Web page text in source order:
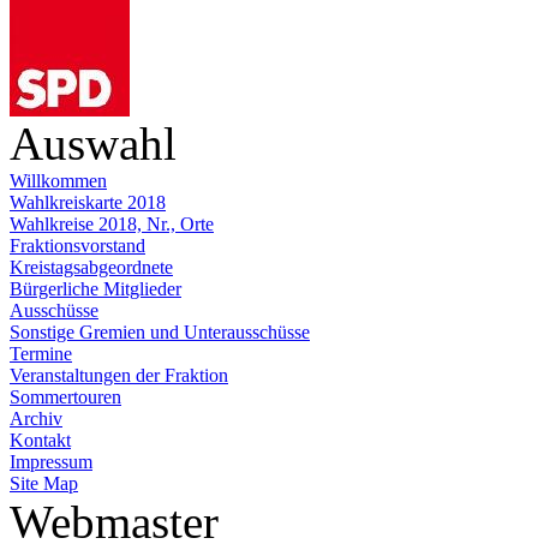
Auswahl
Willkommen
Wahlkreiskarte 2018
Wahlkreise 2018, Nr., Orte
Fraktionsvorstand
Kreistagsabgeordnete
Bürgerliche Mitglieder
Ausschüsse
Sonstige Gremien und Unterausschüsse
Termine
Veranstaltungen der Fraktion
Sommertouren
Archiv
Kontakt
Impressum
Site Map
Webmaster